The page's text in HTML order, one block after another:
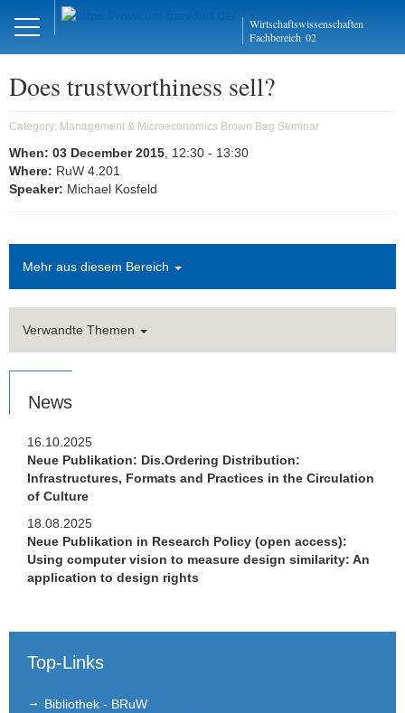
Wirtschaftswissenschaften
Fachbereich 02
DE Close
Management und
Mikroökonomie
Welcome
Aktuelles
Forschung
Publikationen
Studium
Stellen­ausschreibungen
FLEX
Kontakt
Does trustworthiness sell?
Category: Management & Microeconomics Brown Bag Seminar
When: 03 December 2015 , 12:30 - 13:30
Where: RuW 4.201
Speaker: Michael Kosfeld
Mehr aus diesem Bereich
Verwandte Themen
News
16.10.2025
Neue Publikation: Dis.Ordering Distribution:
Infrastructures, Formats and Practices in the Circulation
of Culture
18.08.2025
Neue Publikation in Research Policy (open access):
Using computer vision to measure design similarity: An
application to design rights
Top-Links
Bibliothek - BRuW